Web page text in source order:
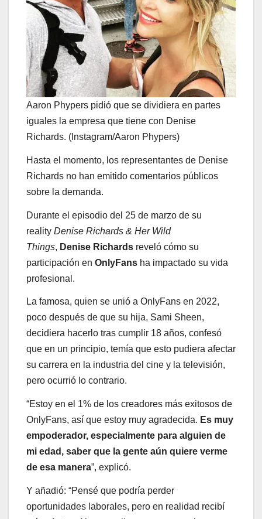
Aaron Phypers pidió que se dividiera en partes
iguales la empresa que tiene con Denise
Richards. (Instagram/Aaron Phypers)
Hasta el momento, los representantes de Denise
Richards no han emitido comentarios públicos
sobre la demanda.
Durante el episodio del 25 de marzo de su
reality Denise Richards & Her Wild
Things, Denise Richards reveló cómo su
participación en OnlyFans ha impactado su vida
profesional.
La famosa, quien se unió a OnlyFans en 2022,
poco después de que su hija, Sami Sheen,
decidiera hacerlo tras cumplir 18 años, confesó
que en un principio, temía que esto pudiera afectar
su carrera en la industria del cine y la televisión,
pero ocurrió lo contrario.
“Estoy en el 1% de los creadores más exitosos de
OnlyFans, así que estoy muy agradecida. Es muy
empoderador, especialmente para alguien de
mi edad, saber que la gente aún quiere verme
de esa manera”, explicó.
Y añadió: “Pensé que podría perder
oportunidades laborales, pero en realidad recibí